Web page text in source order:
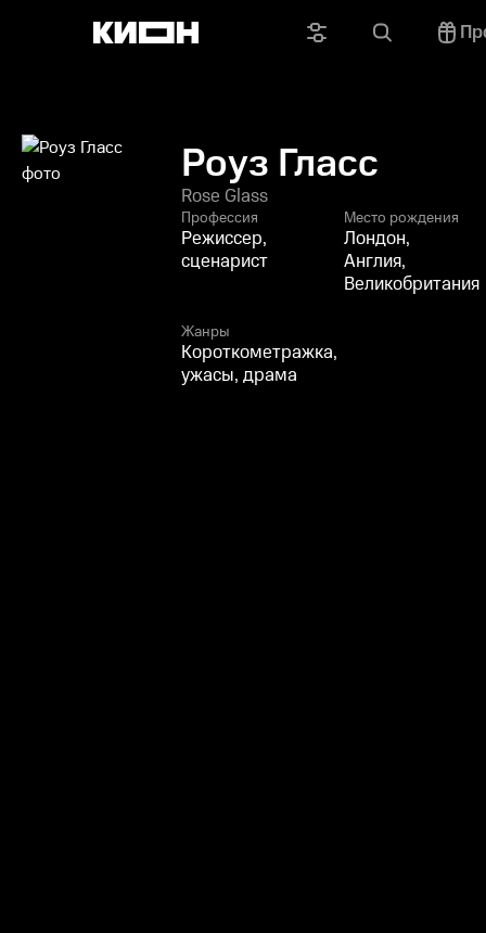
Роуз Гласс
Rose Glass
Профессия
Режиссер,
сценарист
Место рождения
Лондон,
Англия,
Великобритания
Жанры
Короткометражка,
ужасы, драма